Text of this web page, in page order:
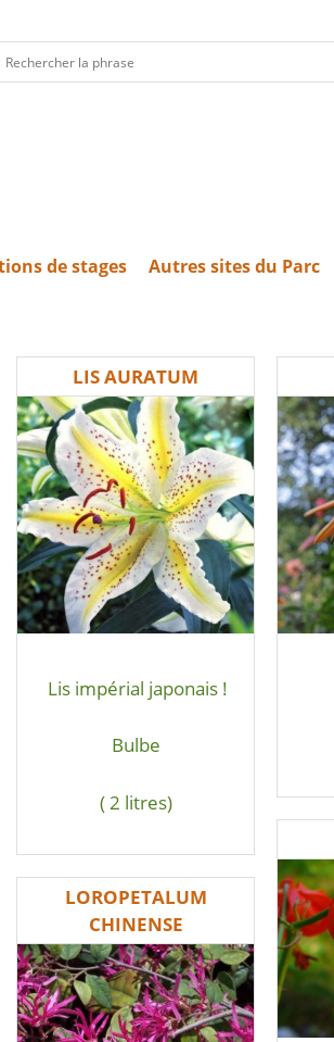
de stages Autres sites du Parc
LIS AURATUM
Lis impérial japonais !
Bulbe
( 2 litres)
LOROPETALUM
CHINENSE